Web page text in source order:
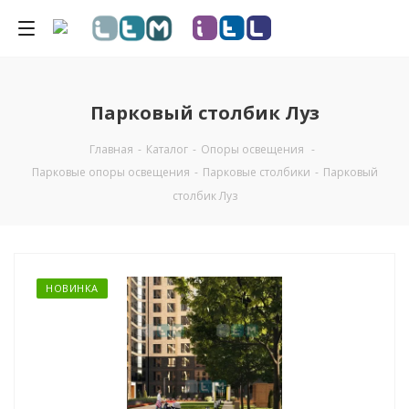
Парковый столбик Луз
Главная - Каталог - Опоры освещения -
Парковые опоры освещения - Парковые столбики - Парковый
столбик Луз
НОВИНКА